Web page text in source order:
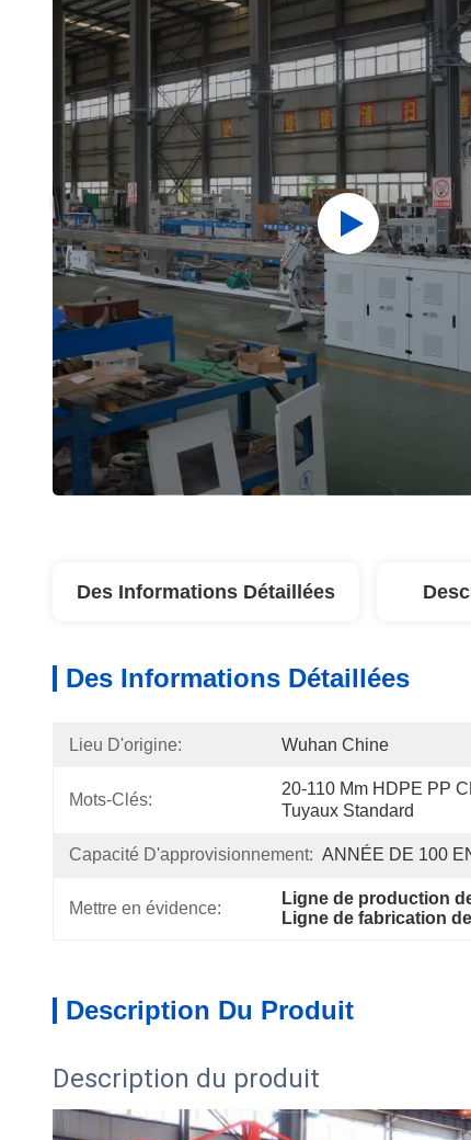
Des Informations Détaillées
Des Informations Détaillées
Lieu D'origine: Wuhan Chine
Mots-Clés:
20-110 Mm HDPE PP
Tuyaux Standard
Capacité D'approvisionnement: ANNÉE DE 100
Mettre en évidence:
Ligne de production
Ligne de fabrication
Description Du Produit
Description du produit